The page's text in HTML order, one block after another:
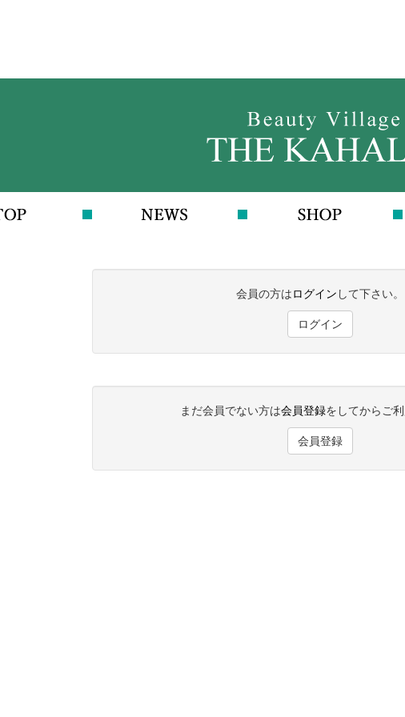
会員の方はログイン して下さい。
ログイン
まだ会員でない方は会員登録をしてからご利
会員登録